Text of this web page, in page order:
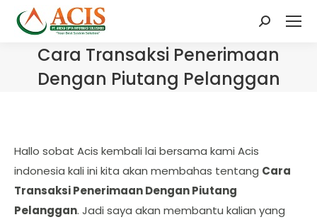
Search:
Cara Transaksi Penerimaan
Dengan Piutang Pelanggan
Hallo sobat Acis kembali lai bersama kami Acis
indonesia kali ini kita akan membahas tentang Cara
Transaksi Penerimaan Dengan Piutang
Pelanggan. Jadi saya akan membantu kalian yang